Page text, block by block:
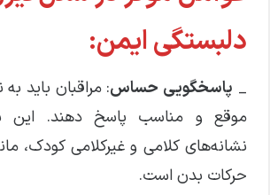
دلبستگی ایمن:
_ پاسخگویی حساس: مراقبان باید
موقع و مناسب پاسخ دهند. این
نشانه‌های کلامی و غیرکلامی کودک،
حرکات بدن است.